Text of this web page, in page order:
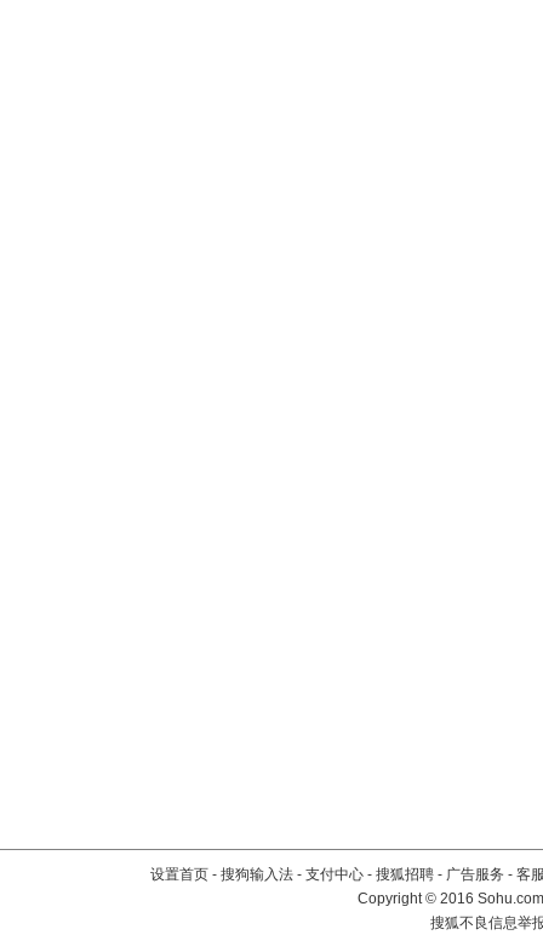
设置首页 - 搜狗输入法 - 支付中心 - 搜狐招聘 - 广告服务 - 客
Copyright©2016
搜狐不良信息举